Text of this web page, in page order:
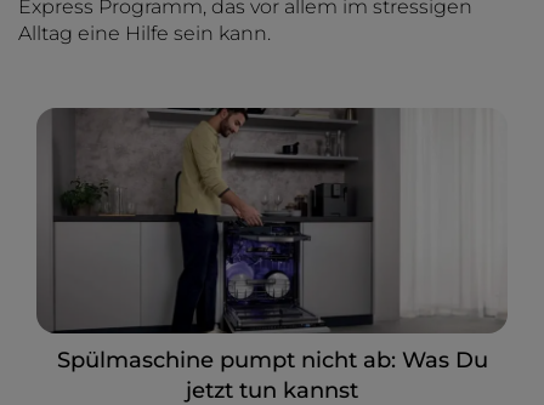
Express Programm, das vor allem im stressigen
Alltag eine Hilfe sein kann.
Spülmaschine pumpt nicht ab: Was Du
jetzt tun kannst